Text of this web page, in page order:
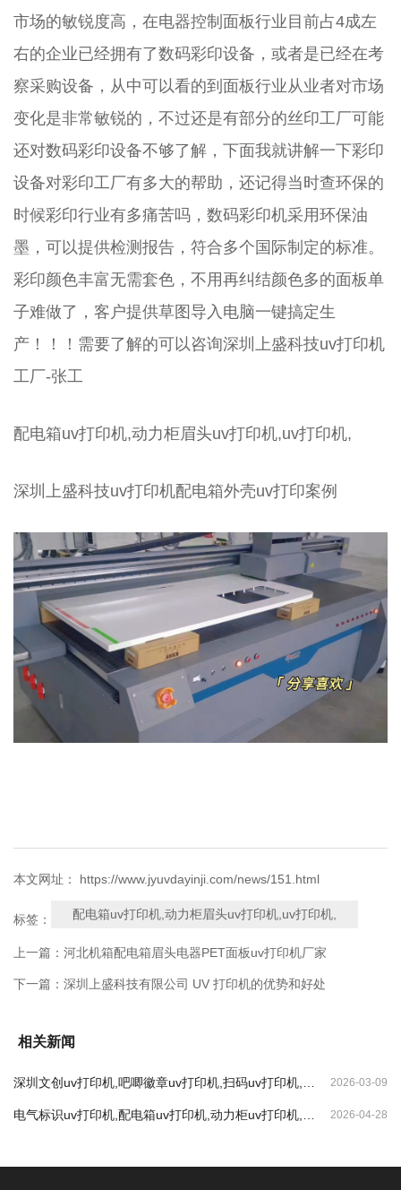
市场的敏锐度高，在电器控制面板行业目前占4成左
右的企业已经拥有了数码彩印设备，或者是已经在考
察采购设备，从中可以看的到面板行业从业者对市场
变化是非常敏锐的，不过还是有部分的丝印工厂可能
还对数码彩印设备不够了解，下面我就讲解一下彩印
设备对彩印工厂有多大的帮助，还记得当时查环保的
时候彩印行业有多痛苦吗，数码彩印机采用环保油
墨，可以提供检测报告，符合多个国际制定的标准。
彩印颜色丰富无需套色，不用再纠结颜色多的面板单
子难做了，客户提供草图导入电脑一键搞定生
产！！！需要了解的可以咨询深圳上盛科技uv打印机
工厂-张工
配电箱uv打印机,动力柜眉头uv打印机,uv打印机,
深圳上盛科技uv打印机配电箱外壳uv打印案例
本文网址： https://www.jyuvdayinji.com/news/151.html
标签： 配电箱uv打印机,动力柜眉头uv打印机,uv打印机,
上一篇： 河北机箱配电箱眉头电器PET面板uv打印机厂家
下一篇： 深圳上盛科技有限公司 UV 打印机的优势和好处
相关新闻
2026-03-09
深圳文创uv打印机,吧唧徽章uv打印机,扫码uv打印机,纪
念币uv打印机 2026-04-28
电气标识uv打印机,配电箱uv打印机,动力柜uv打印机,喷